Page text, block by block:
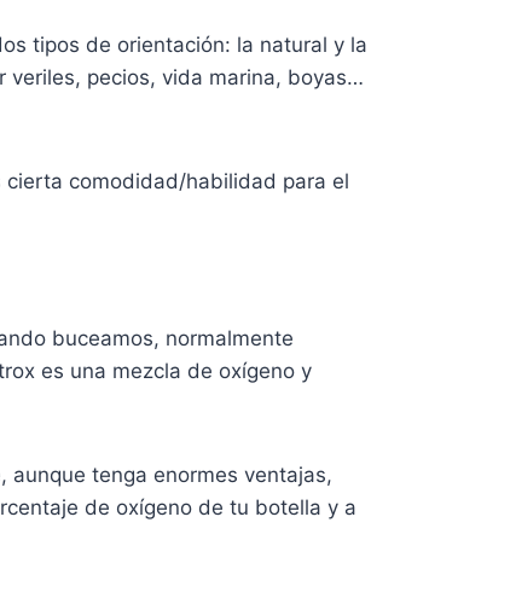
tipos de orientación: la natural y la
veriles, pecios, vida marina, boyas…
cierta comodidad/habilidad para el
buceamos, normalmente
es una mezcla de oxígeno y
aunque tenga enormes ventajas,
de oxígeno de tu botella y a